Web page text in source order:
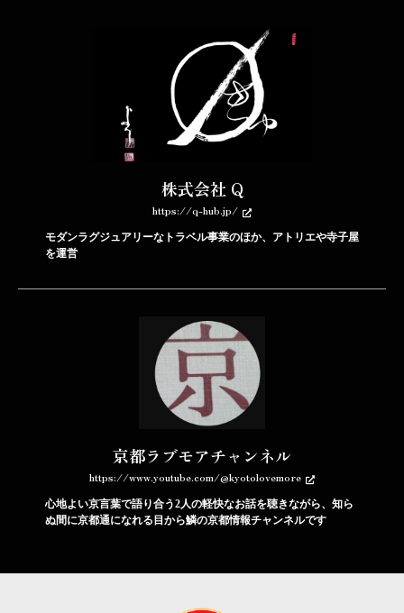
株式会社 Q
https://q-hub.jp/
モダンラグジュアリーなトラベル事業のほか、アトリエや寺子屋
を運営
京都ラブモアチャンネル
https://www.youtube.com/@kyotolovemore
心地よい京言葉で語り合う2人の軽快なお話を聴きながら、知ら
ぬ間に京都通になれる目から鱗の京都情報チャンネルです